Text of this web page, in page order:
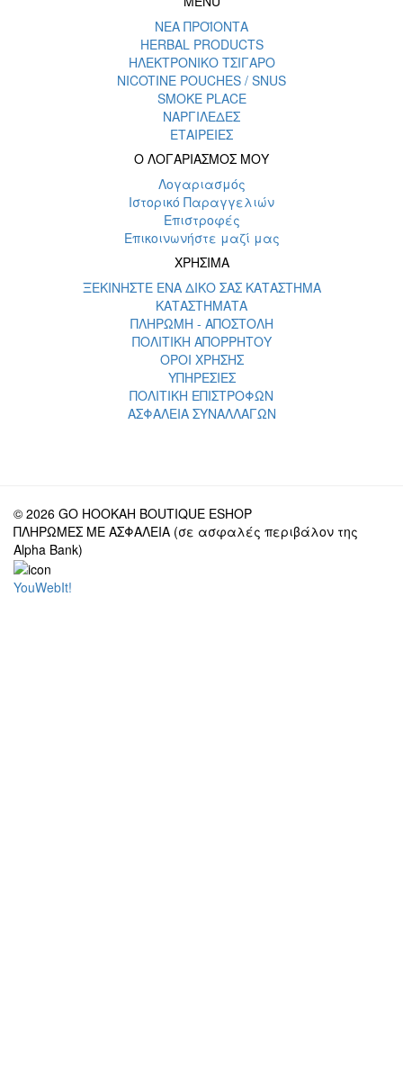
ΝΕΑ ΠΡΟΪΟΝΤΑ
HERBAL PRODUCTS
ΗΛΕΚΤΡΟΝΙΚΟ ΤΣΙΓΑΡΟ
NICOTINE POUCHES / SNUS
SMOKE PLACE
ΝΑΡΓΙΛΕΔΕΣ
ΕΤΑΙΡΕΙΕΣ
Ο ΛΟΓΑΡΙΑΣΜΟΣ ΜΟΥ
Λογαριασμός
Ιστορικό Παραγγελιών
Επιστροφές
Επικοινωνήστε μαζί μας
ΧΡΗΣΙΜΑ
ΞΕΚΙΝΗΣΤΕ ΕΝΑ ΔΙΚΟ ΣΑΣ ΚΑΤΑΣΤΗΜΑ
ΚΑΤΑΣΤΗΜΑΤΑ
ΠΛΗΡΩΜΗ - ΑΠΟΣΤΟΛΗ
ΠΟΛΙΤΙΚΗ ΑΠΟΡΡΗΤΟΥ
ΟΡΟΙ ΧΡΗΣΗΣ
ΥΠΗΡΕΣΙΕΣ
ΠΟΛΙΤΙΚΗ ΕΠΙΣΤΡΟΦΩΝ
ΑΣΦΑΛΕΙΑ ΣΥΝΑΛΛΑΓΩΝ
© 2026 GO HOOKAH BOUTIQUE ESHOP
ΠΛΗΡΩΜΕΣ ΜΕ ΑΣΦΑΛΕΙΑ (σε ασφαλές περιβάλον της
Alpha Bank)
YouWebIt!